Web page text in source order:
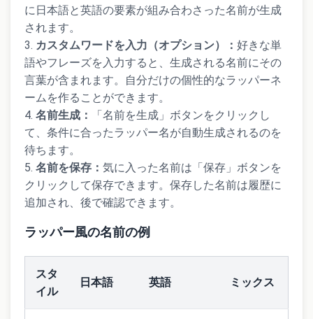
に日本語と英語の要素が組み合わさった名前が生成
されます。
カスタムワードを入力（オプション）： 好きな単
語やフレーズを入力すると、生成される名前にその
言葉が含まれます。自分だけの個性的なラッパーネ
ームを作ることができます。
名前生成：
「名前を生成」ボタンをクリックし
て、条件に合ったラッパー名が自動生成されるのを
待ちます。
名前を保存： 気に入った名前は「保存」ボタンを
クリックして保存できます。保存した名前は履歴に
追加され、後で確認できます。
ラッパー風の名前の例
スタ
イル
日本語 英語 ミックス